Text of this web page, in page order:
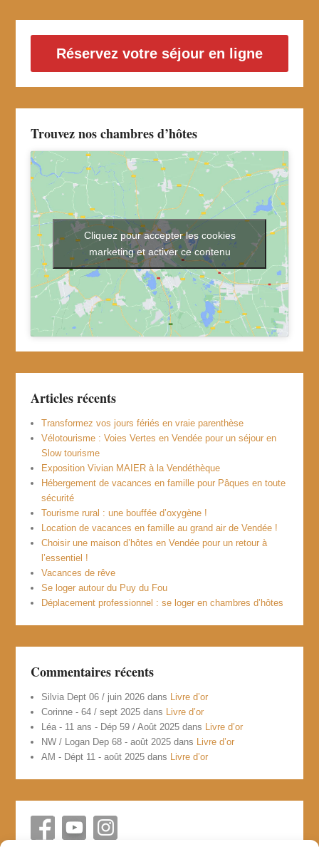
Réservez votre séjour en ligne
Trouvez nos chambres d’hôtes
Cliquez pour accepter les cookies
marketing et activer ce contenu
Articles récents
Transformez vos jours fériés en vraie parenthèse
Vélotourisme : Voies Vertes en Vendée pour un séjour en
Slow tourisme
Exposition Vivian MAIER à la Vendéthèque
Hébergement de vacances en famille pour Pâques en toute
sécurité
Tourisme rural : une bouffée d’oxygène !
Location de vacances en famille au grand air de Vendée !
Choisir une maison d’hôtes en Vendée pour un retour à
l’essentiel !
Vacances de rêve
Se loger autour du Puy du Fou
Déplacement professionnel : se loger en chambres d’hôtes
Commentaires récents
Silvia Dept 06 / juin 2026 dans Livre d’or
Corinne - 64 / sept 2025 dans Livre d’or
Léa - 11 ans - Dép 59 / Août 2025 dans Livre d’or
NW / Logan Dep 68 - août 2025 dans Livre d’or
AM - Dépt 11 - août 2025 dans Livre d’or